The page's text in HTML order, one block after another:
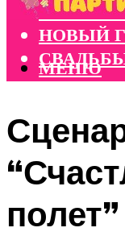
НОВЫЙ
МЕНЮ
полет”